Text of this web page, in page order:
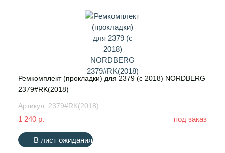
Ремкомплект (прокладки) для 2379 (c 2018) NORDBERG
2379#RK(2018)
Артикул: 2379#RK(2018)
1 240 р. под заказ
В лист ожидания